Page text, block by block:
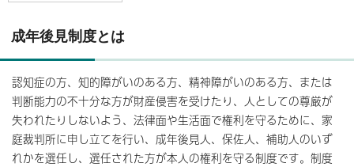
成年後見制度とは
認知症の方、知的障がいのある方、精神障がいのある方、または
判断能力の不十分な方が財産侵害を受けたり、人としての尊厳が
失われたりしないよう、法律面や生活面で権利を守るために、家
庭裁判所に申し立てを行い、成年後見人、保佐人、補助人のいず
れかを選任し、選任された方が本人の権利を守る制度です。制度